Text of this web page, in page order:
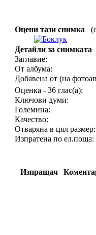
Оцени тази снимка
Детайли за снимката
Заглавие:
От албума:
Добавена от (на
Оценка - 36 глас(а):
Ключови думи:
Големина:
Качество:
Отваряна в цял размер:
Изпратена по ел.поща:
Изпращач